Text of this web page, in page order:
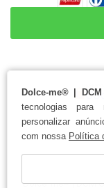
Dolce-me® |
tecnologias
personalizar
com nossa Política
Dolce-me® | DCM